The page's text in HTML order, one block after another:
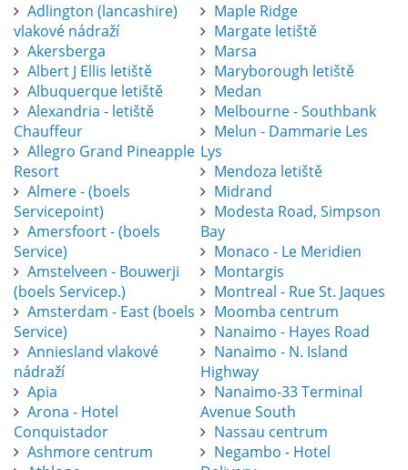
Adlington (lancashire)
vlakové nádraží
Akersberga
Albert J Ellis letiště
Albuquerque letiště
Alexandria - letiště
Chauffeur
Allegro Grand Pineapple
Resort
Almere - (boels
Servicepoint)
Amersfoort - (boels
Service)
Amstelveen - Bouwerji
(boels Servicep.)
Amsterdam - East (boels
Service)
Anniesland vlakové
nádraží
Apia
Arona - Hotel
Conquistador
Ashmore centrum
Maple Ridge
Margate letiště
Marsa
Maryborough letiště
Medan
Melbourne - Southbank
Melun - Dammarie Les
Lys
Mendoza letiště
Midrand
Modesta Road, Simpson
Bay
Monaco - Le Meridien
Montargis
Montreal - Rue St. Jaques
Moomba centrum
Nanaimo - Hayes Road
Nanaimo - N. Island
Highway
Nanaimo-33 Terminal
Avenue South
Nassau centrum
Negambo - Hotel